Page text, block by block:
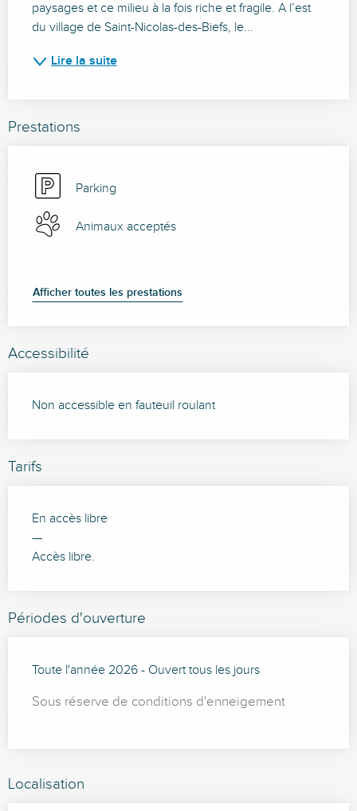
paysages et ce milieu à la fois riche et fragile. A l’est
du village de Saint-Nicolas-des-Biefs, le...
Lire la suite
Prestations
Parking
Animaux acceptés
Afficher toutes les prestations
Accessibilité
Non accessible en fauteuil roulant
Tarifs
En accès libre
—
Accès libre.
Périodes d'ouverture
Toute l'année 2026 - Ouvert tous les jours
Sous réserve de conditions d'enneigement
Localisation